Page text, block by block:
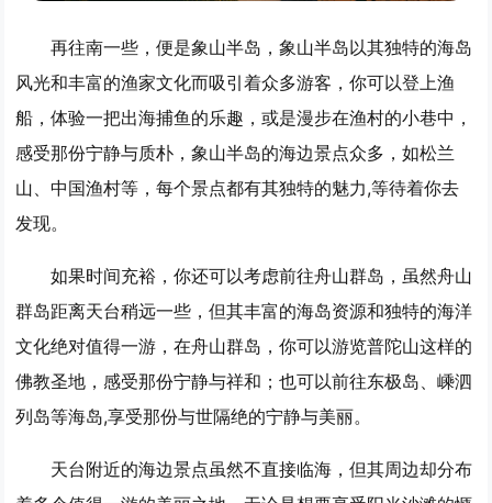
再往南一些，便是象山半岛 ，象山半岛以其独特的海岛
风光和丰富的渔家文化而吸引着众多游客，你可以登上渔
船，体验一把出海捕鱼的乐趣，或是漫步在渔村的小巷中，
感受那份宁静与质朴，象山半岛的海边景点众多，如松兰
山、中国渔村等，每个景点都有其独特的魅力,等待着你去
发现。
如果时间充裕，你还可以考虑前往舟山群岛 ，虽然舟山
群岛距离天台稍远一些，但其丰富的海岛资源和独特的海洋
文化绝对值得一游，在舟山群岛，你可以游览普陀山这样的
佛教圣地，感受那份宁静与祥和；也可以前往东极岛、嵊泗
列岛等海岛,享受那份与世隔绝的宁静与美丽。
天台附近的海边景点虽然不直接临海，但其周边却分布